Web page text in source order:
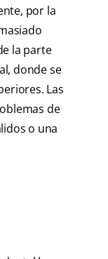
por la
la parte
donde se
Las
de
o una